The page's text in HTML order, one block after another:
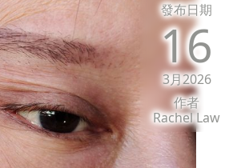
發布日期
16
3月2026
作者
Rachel Law